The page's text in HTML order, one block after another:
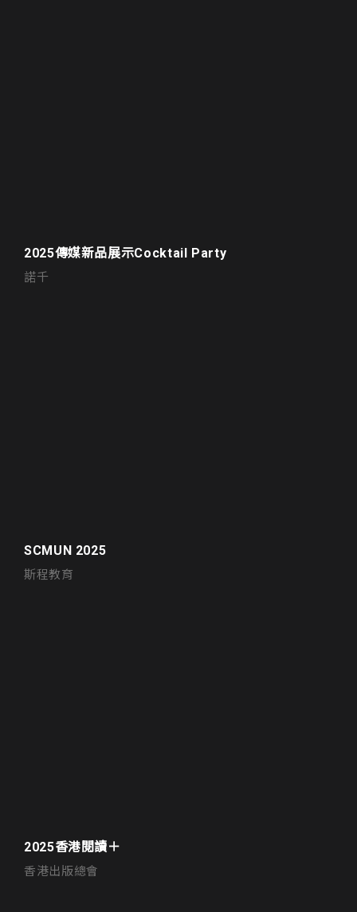
2025傳媒新品展示Cocktail Party
諾千
SCMUN 2025
斯程教育
2025香港閱讀＋
香港出版總會